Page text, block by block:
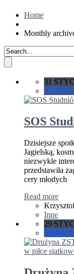
Home
Monthly
31
0
SOS
Dzisiejsze
Jagielską,
niezwykle
przedstawiła
cery młodych
Read more
Inne
29
0